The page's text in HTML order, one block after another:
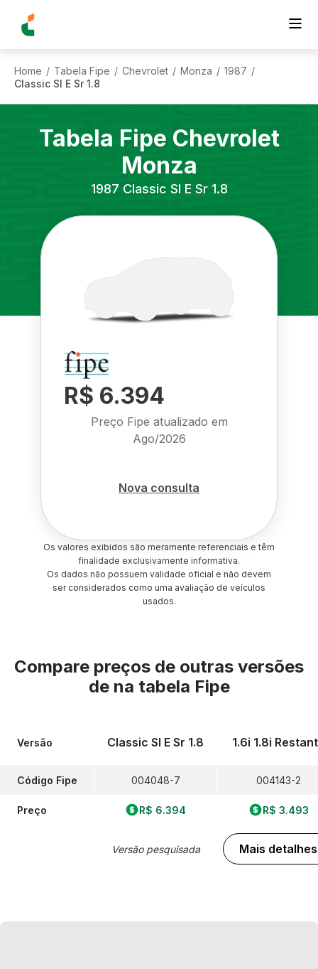
Home / Tabela Fipe / Chevrolet / Monza / 1987 /
Classic Sl E Sr 1.8
Tabela Fipe Chevrolet
Monza
1987 Classic Sl E Sr 1.8
R$ 6.394
Preço Fipe atualizado em
Ago/2026
Nova consulta
Os valores exibidos são meramente referenciais e têm
finalidade exclusivamente informativa.
Os dados não possuem validade oficial e não devem
ser considerados como uma avaliação de veículos
usados.
Compare preços de outras versões
de na tabela Fipe
Versão
Código Fipe
Preço
Classic Sl E Sr 1.8
004048-7
R$ 6.394
Versão pesquisada
1.6i 1.8i
004143-2
R$ 3.493
Mais detalhes